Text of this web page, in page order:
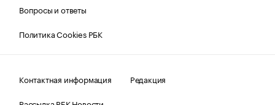
Вопросы и ответы
Политика Cookies РБК
Контактная информация
Редакция